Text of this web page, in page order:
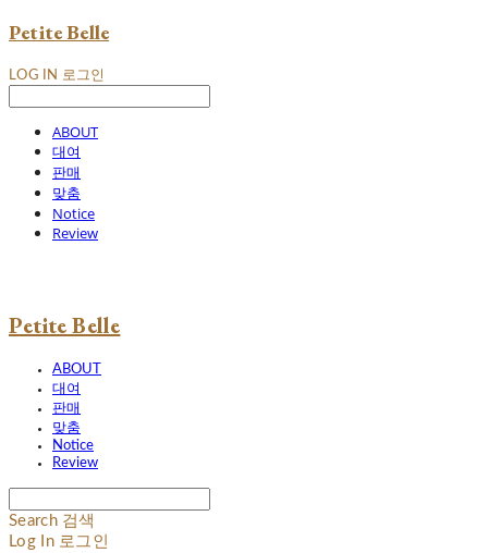
Petite Belle
LOG IN 로그인
ABOUT
대여
판매
맞춤
Notice
Review
Petite Belle
ABOUT
대여
판매
맞춤
Notice
Review
Search 검색
Log In 로그인